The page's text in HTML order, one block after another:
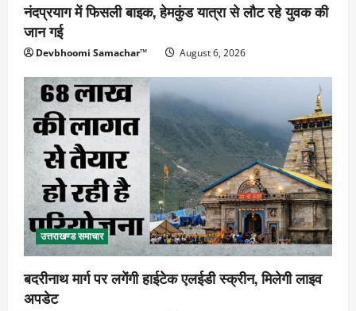
नंदप्रयाग में फिसली बाइक, हेमकुंड यात्रा से लौट रहे युवक की
जान गई
Devbhoomi Samachar™ August 6, 2026
उत्तराखण्ड समाचार
बदरीनाथ मार्ग पर लगेंगी हाईटेक एलईडी स्क्रीन, मिलेगी लाइव
अपडेट